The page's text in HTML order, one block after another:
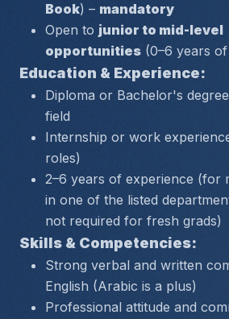
Book) – mandatory
Open to junior to mid-level
opportunities (0–6 years
Education & Experience:
Diploma or Bachelor's
field
Internship or work
roles)
2–6 years of experience (for
in one of the listed
not required for fresh grads)
Skills & Competencies:
Strong verbal and written
English (Arabic is a plus)
Professional attitude and